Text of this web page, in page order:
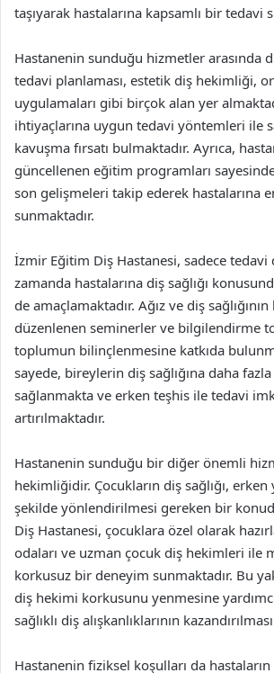
taşıyarak hastalarına kapsamlı bir tedavi
Hastanenin sunduğu hizmetler arasında
tedavi planlaması, estetik diş hekimliği,
uygulamaları gibi birçok alan yer
ihtiyaçlarına uygun tedavi yöntemleri ile
kavuşma fırsatı bulmaktadır. Ayrıca,
güncellenen eğitim programları
son gelişmeleri takip ederek hastalarına
sunmaktadır.
İzmir Eğitim Diş Hastanesi, sadece tedavi
zamanda hastalarına diş sağlığı
de amaçlamaktadır. Ağız ve diş
düzenlenen seminerler ve bilgilendirme
toplumun bilinçlenmesine katkıda
sayede, bireylerin diş sağlığına daha
sağlanmakta ve erken teşhis ile tedavi
artırılmaktadır.
Hastanenin sunduğu bir diğer önemli
hekimliğidir. Çocukların diş sağlığı,
şekilde yönlendirilmesi gereken bir
Diş Hastanesi, çocuklara özel olarak
odaları ve uzman çocuk diş hekimleri ile
korkusuz bir deneyim sunmaktadır. Bu
diş hekimi korkusunu yenmesine
sağlıklı diş alışkanlıklarının
Hastanenin fiziksel koşulları da